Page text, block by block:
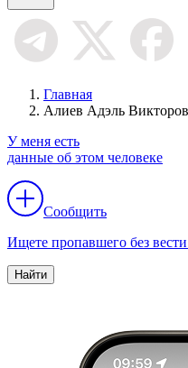
Главная
Алиев Адэль
У меня есть
данные об этом человеке
Сообщить
Ищете пропавшего без
Найти